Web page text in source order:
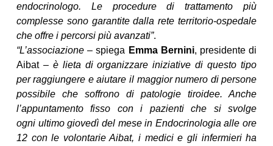
endocrinologo. Le procedure di trattamento più
complesse sono garantite dalla rete territorio-ospedale
che offre i percorsi più avanzati”.
“L’associazione– spiega Emma Bernini, presidente di
Aibat – è lieta di organizzare iniziative di questo tipo
per raggiungere e aiutare il maggior numero di persone
possibile che soffrono di patologie tiroidee. Anche
l’appuntamento fisso con i pazienti che si svolge
ogni ultimo giovedì del mese in Endocrinologia alle ore
12 con le volontarie Aibat, i medici e gli infermieri ha